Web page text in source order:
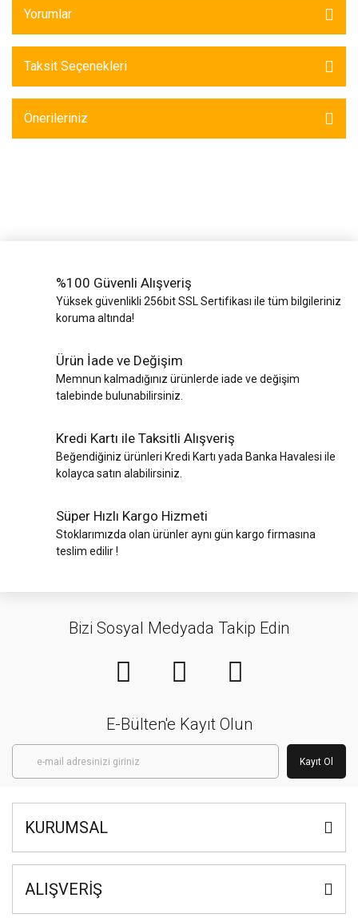
Yorumlar
Taksit Seçenekleri
Önerileriniz
%100 Güvenli Alışveriş
Yüksek güvenlikli 256bit SSL Sertifikası ile tüm bilgileriniz
koruma altında!
Ürün İade ve Değişim
Memnun kalmadığınız ürünlerde iade ve değişim
talebinde bulunabilirsiniz.
Kredi Kartı ile Taksitli Alışveriş
Beğendiğiniz ürünleri Kredi Kartı yada Banka Havalesi ile
kolayca satın alabilirsiniz.
Süper Hızlı Kargo Hizmeti
Stoklarımızda olan ürünler aynı gün kargo firmasına
teslim edilir !
Bizi Sosyal Medyada Takip Edin
E-Bülten'e Kayıt Olun
Kayıt Ol
KURUMSAL
ALIŞVERİŞ